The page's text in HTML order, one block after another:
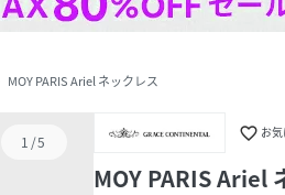
MOY PARIS Ariel ネックレス
1 /5 favorite_border お
MOY PARIS Ariel